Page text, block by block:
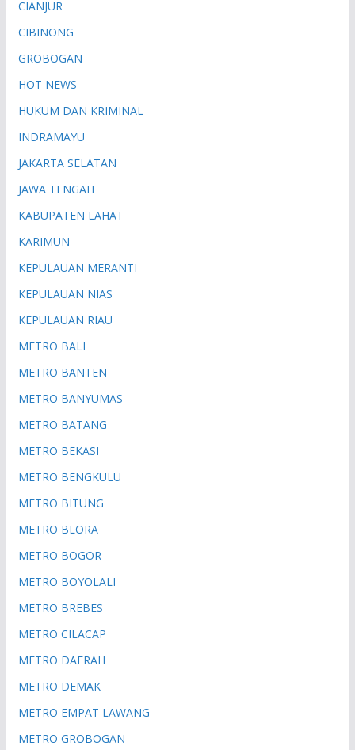
CIANJUR
CIBINONG
GROBOGAN
HOT NEWS
HUKUM DAN KRIMINAL
INDRAMAYU
JAKARTA SELATAN
JAWA TENGAH
KABUPATEN LAHAT
KARIMUN
KEPULAUAN MERANTI
KEPULAUAN NIAS
KEPULAUAN RIAU
METRO BALI
METRO BANTEN
METRO BANYUMAS
METRO BATANG
METRO BEKASI
METRO BENGKULU
METRO BITUNG
METRO BLORA
METRO BOGOR
METRO BOYOLALI
METRO BREBES
METRO CILACAP
METRO DAERAH
METRO DEMAK
METRO EMPAT LAWANG
METRO GROBOGAN